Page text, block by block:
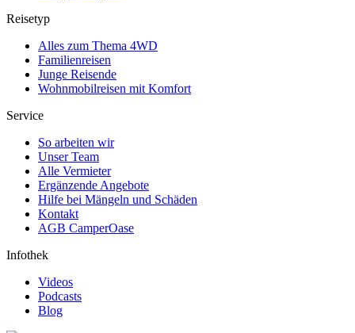
Reisetyp
Alles zum Thema 4WD
Familienreisen
Junge Reisende
Wohnmobilreisen mit Komfort
Service
So arbeiten wir
Unser Team
Alle Vermieter
Ergänzende Angebote
Hilfe bei Mängeln und Schäden
Kontakt
AGB CamperOase
Infothek
Videos
Podcasts
Blog